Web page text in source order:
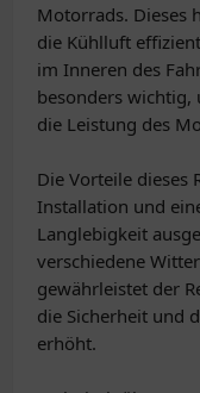
Motorrads. Dieses
die Kühlluft
im Inneren des
besonders
die Leistung des
Die Vorteile dieses
Installation und
Langlebigkeit
verschiedene
gewährleistet der
die Sicherheit und
erhöht.